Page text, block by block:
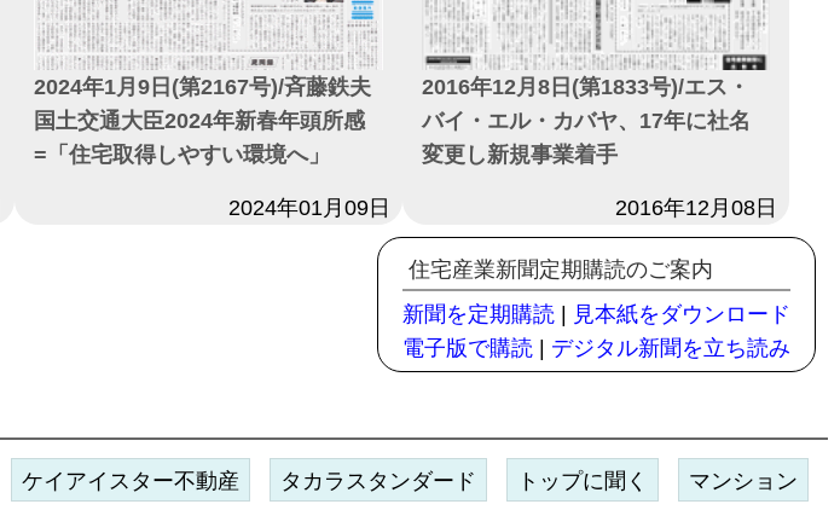
2024年1月9日(第2167号)/斉藤鉄夫
国土交通大臣2024年新春年頭所感
=「住宅取得しやすい環境へ」
2024年01月09日
2016年12月8日(第1833号)/エス・
バイ・エル・カバヤ、17年に社名
変更し新規事業着手
2016年12月08日
住宅産業新聞定期購読のご案内
新聞を定期購読
見本紙をダウンロード
電子版で購読
デジタル新聞を立ち読み
ケイアイスター不動産 タカラスタンダード トップに聞く マンション